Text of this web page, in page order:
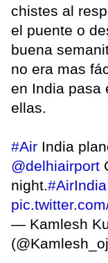
chistes al
el puente o
buena
no era mas
en India pasa
ellas.
#Air India
@delhiairport
night.#AirIndia
— Kamlesh